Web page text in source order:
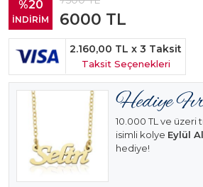
%20
İNDİRİM 6000 TL
2.160,00 TL x 3 Taksit
Taksit Seçenekleri
10.000 TL ve üzeri
isimli kolye Eylül
hediye!